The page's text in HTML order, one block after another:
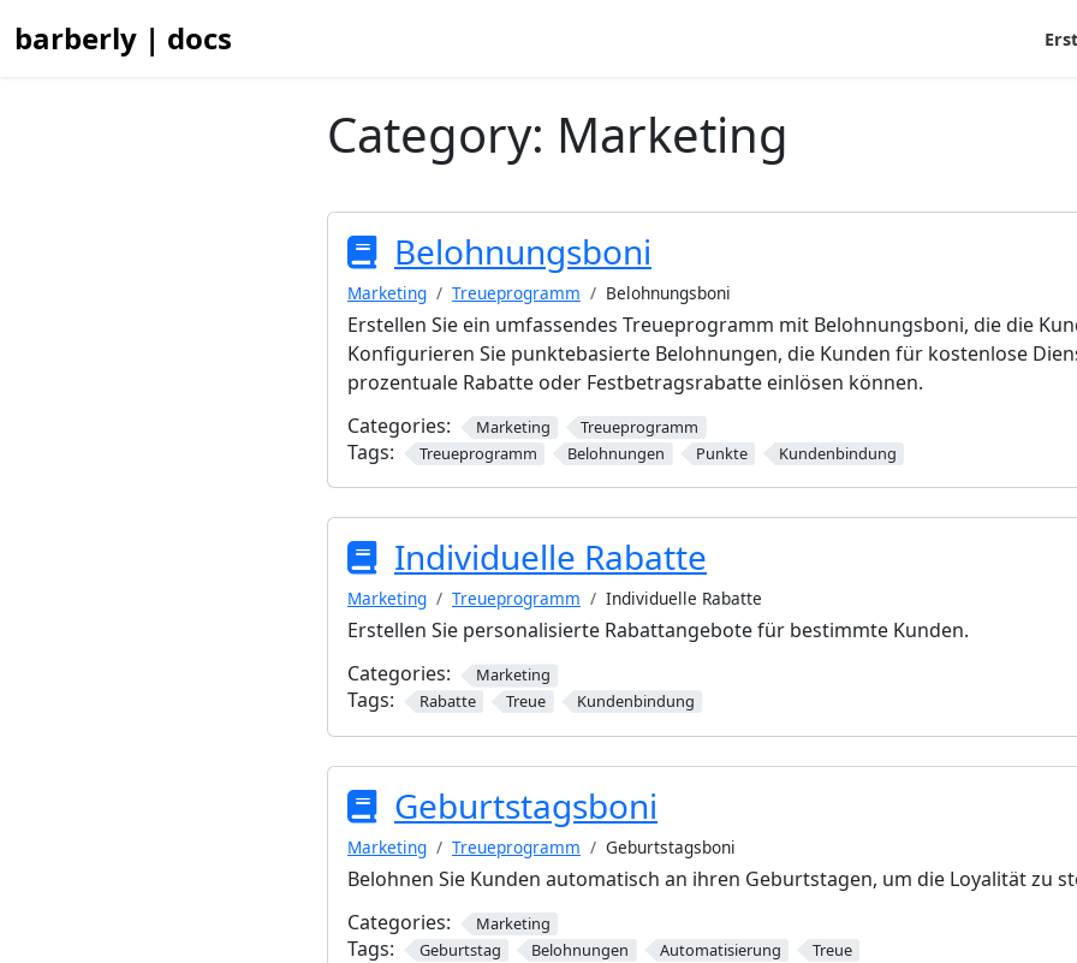
barberly | docs
Category: Marketing
Belohnungsboni
Marketing Treueprogramm Belohnungsboni
Erstellen Sie ein umfassendes Treueprogramm mit Belohnungsboni, die die
Konfigurieren Sie punktebasierte Belohnungen, die Kunden für kostenlose
prozentuale Rabatte oder Festbetragsrabatte einlösen können.
Categories:
Marketing Treueprogramm
Tags: Treueprogramm Belohnungen Punkte Kundenbindung
Individuelle Rabatte
Marketing Treueprogramm Individuelle Rabatte
Erstellen Sie personalisierte Rabattangebote für bestimmte Kunden.
Categories:
Marketing
Tags: Rabatte Treue Kundenbindung
Geburtstagsboni
Marketing Treueprogramm Geburtstagsboni
Belohnen Sie Kunden automatisch an ihren Geburtstagen, um die Loyalität zu
Categories:
Marketing
Tags: Geburtstag Belohnungen Automatisierung Treue